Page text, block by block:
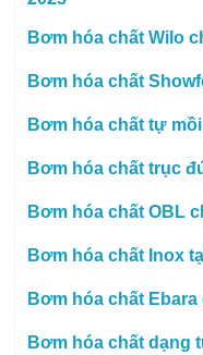
Bơm hóa chất Wilo
Bơm hóa chất
Bơm hóa chất tự
Bơm hóa chất trục
Bơm hóa chất OBL
Bơm hóa chất Inox
Bơm hóa chất
Bơm hóa chất dạng